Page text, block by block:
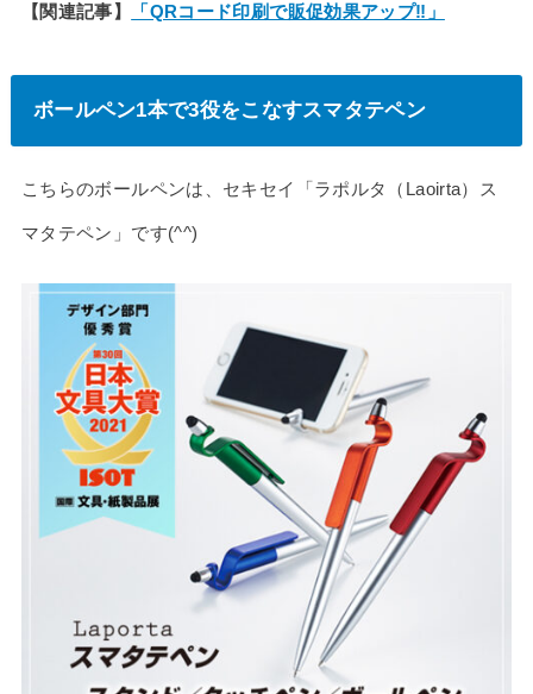
【関連記事】 「QRコード印刷で販促効果アップ‼」
ボールペン1本で3役をこなすスマタテペン
こちらのボールペンは、セキセイ「ラポルタ（Laoirta）ス
マタテペン」です(^^)